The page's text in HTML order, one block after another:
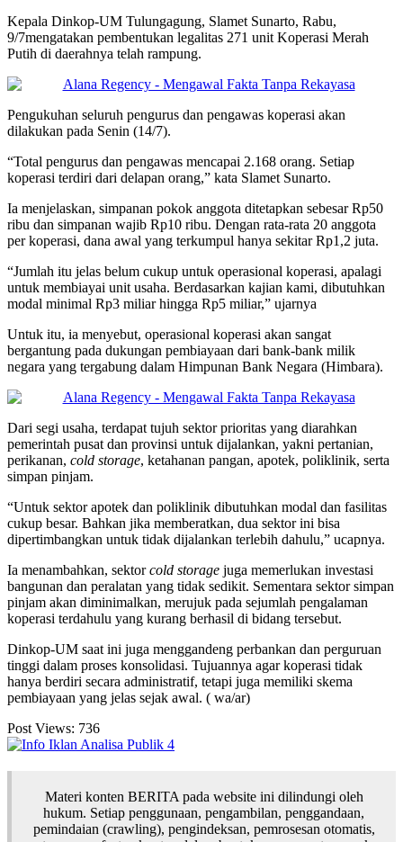
Kepala Dinkop-UM Tulungagung, Slamet Sunarto, Rabu,
9/7mengatakan pembentukan legalitas 271 unit Koperasi Merah
Putih di daerahnya telah rampung.
Pengukuhan seluruh pengurus dan pengawas koperasi akan
dilakukan pada Senin (14/7).
“Total pengurus dan pengawas mencapai 2.168 orang. Setiap
koperasi terdiri dari delapan orang,” kata Slamet Sunarto.
Ia menjelaskan, simpanan pokok anggota ditetapkan sebesar Rp50
ribu dan simpanan wajib Rp10 ribu. Dengan rata-rata 20 anggota
per koperasi, dana awal yang terkumpul hanya sekitar Rp1,2 juta.
“Jumlah itu jelas belum cukup untuk operasional koperasi, apalagi
untuk membiayai unit usaha. Berdasarkan kajian kami, dibutuhkan
modal minimal Rp3 miliar hingga Rp5 miliar,” ujarnya
Untuk itu, ia menyebut, operasional koperasi akan sangat
bergantung pada dukungan pembiayaan dari bank-bank milik
negara yang tergabung dalam Himpunan Bank Negara (Himbara).
Dari segi usaha, terdapat tujuh sektor prioritas yang diarahkan
pemerintah pusat dan provinsi untuk dijalankan, yakni pertanian,
perikanan, cold storage, ketahanan pangan, apotek, poliklinik, serta
simpan pinjam.
“Untuk sektor apotek dan poliklinik dibutuhkan modal dan fasilitas
cukup besar. Bahkan jika memberatkan, dua sektor ini bisa
dipertimbangkan untuk tidak dijalankan terlebih dahulu,” ucapnya.
Ia menambahkan, sektorcold storage juga memerlukan investasi
bangunan dan peralatan yang tidak sedikit. Sementara sektor simpan
pinjam akan diminimalkan, merujuk pada sejumlah pengalaman
koperasi terdahulu yang kurang berhasil di bidang tersebut.
Dinkop-UM saat ini juga menggandeng perbankan dan perguruan
tinggi dalam proses konsolidasi. Tujuannya agar koperasi tidak
hanya berdiri secara administratif, tetapi juga memiliki skema
pembiayaan yang jelas sejak awal. ( wa/ar)
Post Views: 736
Materi konten BERITA pada website ini dilindungi oleh
hukum. Setiap penggunaan, pengambilan, penggandaan,
pemindaian (crawling), pengindeksan, pemrosesan otomatis,